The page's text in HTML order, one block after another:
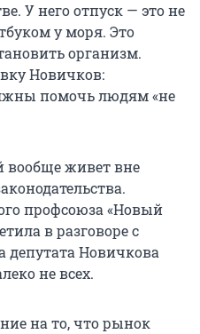
У него отпуск — это не
у моря. Это
организм.
Новичков:
помочь людям «не
вообще живет вне
профсоюза «Новый
в разговоре с
депутата Новичкова
не всех.
на то, что рынок